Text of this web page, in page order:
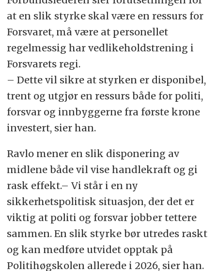
at en slik styrke skal være en ressurs for
Forsvaret, må være at personellet
regelmessig har vedlikeholdstrening i
Forsvarets regi.
– Dette vil sikre at styrken er disponibel,
trent og utgjør en ressurs både for politi,
forsvar og innbyggerne fra første krone
investert, sier han.
Ravlo mener en slik disponering av
midlene både vil vise handlekraft og gi
rask effekt.– Vi står i en ny
sikkerhetspolitisk situasjon, der det er
viktig at politi og forsvar jobber tettere
sammen. En slik styrke bør utredes raskt
og kan medføre utvidet opptak på
Politihøgskolen allerede i 2026, sier han.